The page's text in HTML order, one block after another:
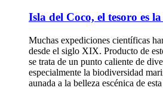
Isla del Coco, el tesoro es
Muchas expediciones científicas
desde el siglo XIX. Producto de
se trata de un punto caliente de
especialmente la biodiversidad
aunada a la belleza escénica de